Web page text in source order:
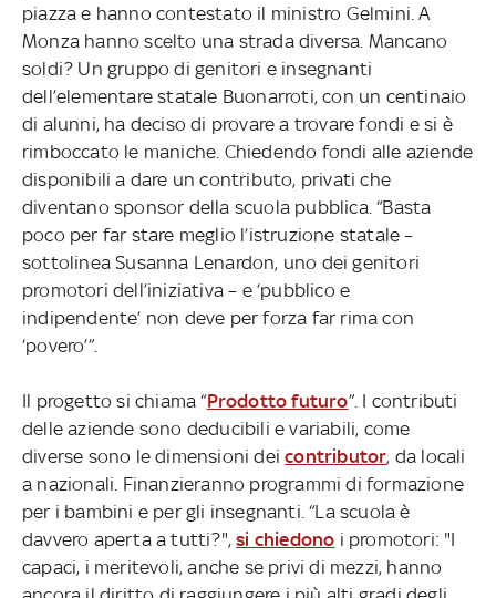
piazza e hanno contestato il ministro Gelmini. A
Monza hanno scelto una strada diversa. Mancano
soldi? Un gruppo di genitori e insegnanti
dell’elementare statale Buonarroti, con un centinaio
di alunni, ha deciso di provare a trovare fondi e si è
rimboccato le maniche. Chiedendo fondi alle aziende
disponibili a dare un contributo, privati che
diventano sponsor della scuola pubblica. “Basta
poco per far stare meglio l’istruzione statale –
sottolinea Susanna Lenardon, uno dei genitori
promotori dell’iniziativa – e ‘pubblico e
indipendente’ non deve per forza far rima con
‘povero’”.
Il progetto si chiama “Prodotto futuro”. I contributi
delle aziende sono deducibili e variabili, come
diverse sono le dimensioni deicontributor, da locali
a nazionali. Finanzieranno programmi di formazione
per i bambini e per gli insegnanti. “La scuola è
davvero aperta a tutti?",si chiedono i promotori: "I
capaci, i meritevoli, anche se privi di mezzi, hanno